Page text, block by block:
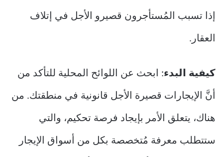
إذا تسبب المُستأجرون قصيرو الأجل في إتلاف
العقار.
كيفية البدء: ابحث عن اللوائح المحلية للتأكد من
أنَّ الإيجارات قصيرة الأجل قانونية في منطقتك. من
هناك، يتعلق الأمر بإيجاد فرصة تحكيم، والتي
ستتطلب معرفة مُتخصصة بكل من أسواق الإيجار